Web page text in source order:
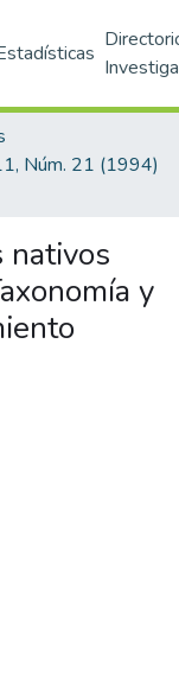
Núm. 21 (1994)
nativos
y